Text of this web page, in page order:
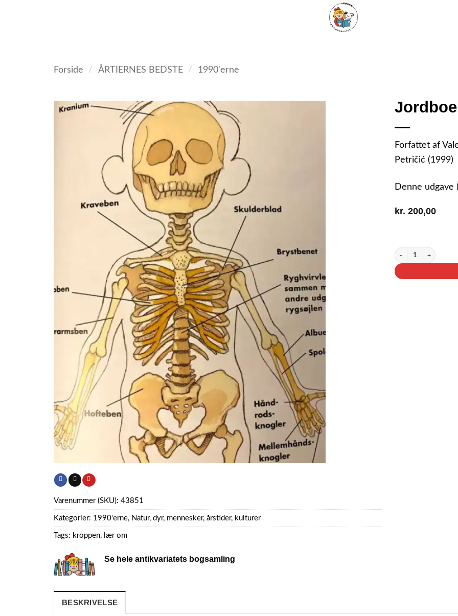
Forside / ÅRTIERNES BEDSTE / 1990'erne
Varenummer (SKU): 43851
Kategorier: 1990'erne, Natur, dyr, mennesker, årstider, kulturer
Tags: kroppen, lær om
Se hele antikvariatets bogsamling
Forfattet af
Petričić (1999)
Denne udgave
kr. 200,00
Jordboer fra yderst til
BESKRIVELSE